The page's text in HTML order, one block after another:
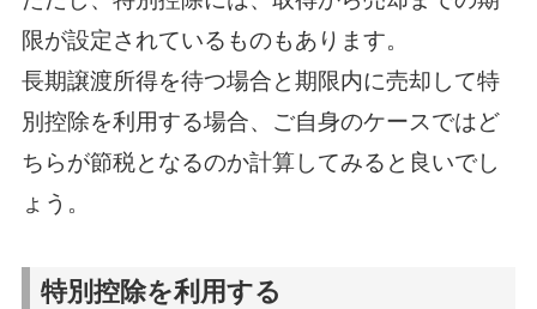
限が設定されているものもあります。
長期譲渡所得を待つ場合と期限内に売却して特
別控除を利用する場合、ご自身のケースではど
ちらが節税となるのか計算してみると良いでし
ょう。
特別控除を利用する